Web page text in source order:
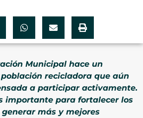
Municipal hace un
recicladora que aún
a participar activamente.
importante para fortalecer los
más y mejores